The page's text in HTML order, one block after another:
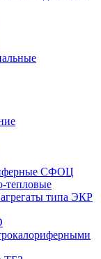
СФОЦ
тепловые
типа ЭКР